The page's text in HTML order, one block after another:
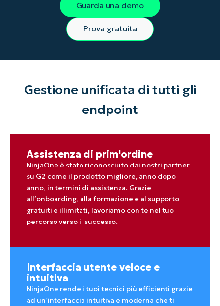
Guarda una demo
Prova gratuita
Gestione unificata di tutti gli
endpoint
Assistenza di prim'ordine
NinjaOne è stato riconosciuto dai nostri partner
su G2 come il prodotto migliore, anno dopo
anno, in termini di assistenza. Grazie
all’onboarding, alla formazione e al supporto
gratuiti e illimitati, lavoriamo con te nel tuo
percorso verso il successo.
Interfaccia utente veloce e
intuitiva
NinjaOne rende i tuoi tecnici più efficienti grazie
ad un’interfaccia intuitiva e moderna che ti